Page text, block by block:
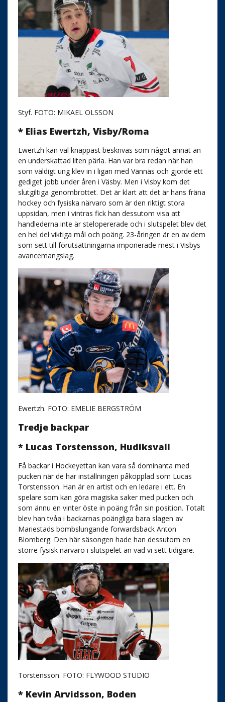
Styf. FOTO: MIKAEL OLSSON
* Elias Ewertzh, Visby/Roma
Ewertzh kan väl knappast beskrivas som något annat än
en underskattad liten pärla. Han var bra redan när han
som väldigt ung klev in i ligan med Vännäs och gjorde ett
gediget jobb under åren i Väsby. Men i Visby kom det
slutgiltiga genombrottet. Det är klart att det är hans fräna
hockey och fysiska närvaro som är den riktigt stora
uppsidan, men i vintras fick han dessutom visa att
handlederna inte är stelopererade och i slutspelet blev det
en hel del viktiga mål och poäng. 23-åringen är en av dem
som sett till förutsättningarna imponerade mest i Visbys
avancemangslag.
Ewertzh. FOTO: EMELIE BERGSTRÖM
Tredje backpar
* Lucas Torstensson, Hudiksvall
Få backar i Hockeyettan kan vara så dominanta med
pucken när de har inställningen påkopplad som Lucas
Torstensson. Han är en artist och en ledare i ett. En
spelare som kan göra magiska saker med pucken och
som ännu en vinter öste in poäng från sin position. Totalt
blev han tvåa i backarnas poängliga bara slagen av
Mariestads bombslungande forwardsback Anton
Blomberg. Den här säsongen hade han dessutom en
större fysisk närvaro i slutspelet än vad vi sett tidigare.
Torstensson. FOTO: FLYWOOD STUDIO
* Kevin Arvidsson, Boden